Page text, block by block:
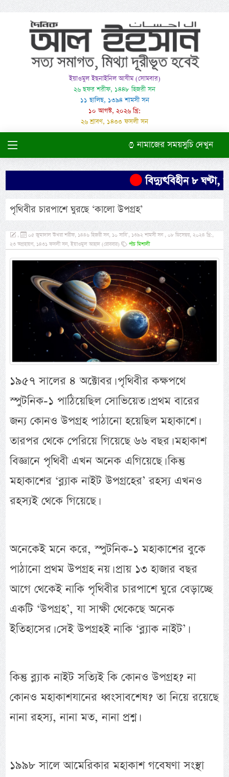
ইয়াওমুল ইছনাইনিল আযীম (সোমবার)
২৬ ছফর শরীফ, ১৪৪৮ হিজরী সন
১১ ছালিছ, ১৩৯৪ শামসী সন
১০ আগস্ট, ২০২৬ খ্রি:
২৬ শ্রাবণ, ১৪৩৩ ফসলী সন
নামাজের সময়সুচি দেখুন
বিদ্যুৎবিহীন ৮ ঘণ্টা,
পৃথিবীর চারপাশে ঘুরছে ‘কালো উপগ্রহ’
,
০৫ জুমাদাল ঊখরা শরীফ, ১৪৪৬ হিজরী সন, ১০ সাবি’, ১৩৯২ শামসী সন , ০৮ ডিসেম্বর, ২০২৪ খ্রি:,
২৩ অগ্রহায়ণ, ১৪৩১ ফসলী সন, ইয়াওমুল আহাদ (রোববার)
পাঁচ মিশালী
১৯৫৭ সালের ৪ অক্টোবর। পৃথিবীর কক্ষপথে
স্পুটনিক-১ পাঠিয়েছিল সোভিয়েত। প্রথম বারের
জন্য কোনও উপগ্রহ পাঠানো হয়েছিল মহাকাশে।
তারপর থেকে পেরিয়ে গিয়েছে ৬৬ বছর। মহাকাশ
বিজ্ঞানে পৃথিবী এখন অনেক এগিয়েছে। কিন্তু
মহাকাশের ‘ব্ল্যাক নাইট উপগ্রহের’ রহস্য এখনও
রহস্যই থেকে গিয়েছে।
অনেকেই মনে করে, স্পুটনিক-১ মহাকাশের বুকে
পাঠানো প্রথম উপগ্রহ নয়। প্রায় ১৩ হাজার বছর
আগে থেকেই নাকি পৃথিবীর চারপাশে ঘুরে বেড়াচ্ছে
একটি ‘উপগ্রহ’, যা সাক্ষী থেকেছে অনেক
ইতিহাসের। সেই উপগ্রহই নাকি ‘ব্ল্যাক নাইট’।
কিন্তু ব্ল্যাক নাইট সত্যিই কি কোনও উপগ্রহ? না
কোনও মহাকাশযানের ধ্বংসাবশেষ? তা নিয়ে রয়েছে
নানা রহস্য, নানা মত, নানা প্রশ্ন।
১৯৯৮ সালে আমেরিকার মহাকাশ গবেষণা সংস্থা